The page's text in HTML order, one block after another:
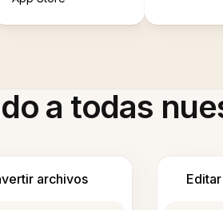
a todas
archivos